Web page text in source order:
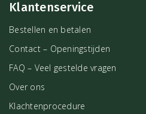
Klantenservice
Bestellen en betalen
Contact – Openingstijden
FAQ – Veel gestelde vragen
Over ons
Klachtenprocedure